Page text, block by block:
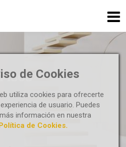
de Cookies
utiliza cookies para ofrecerte
de usuario. Puedes
información en nuestra
de Cookies.
PISOS